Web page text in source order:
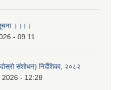
।।।।
- 09:11
संशोधन) निर्देशिका, २०८२
2026 - 12:28